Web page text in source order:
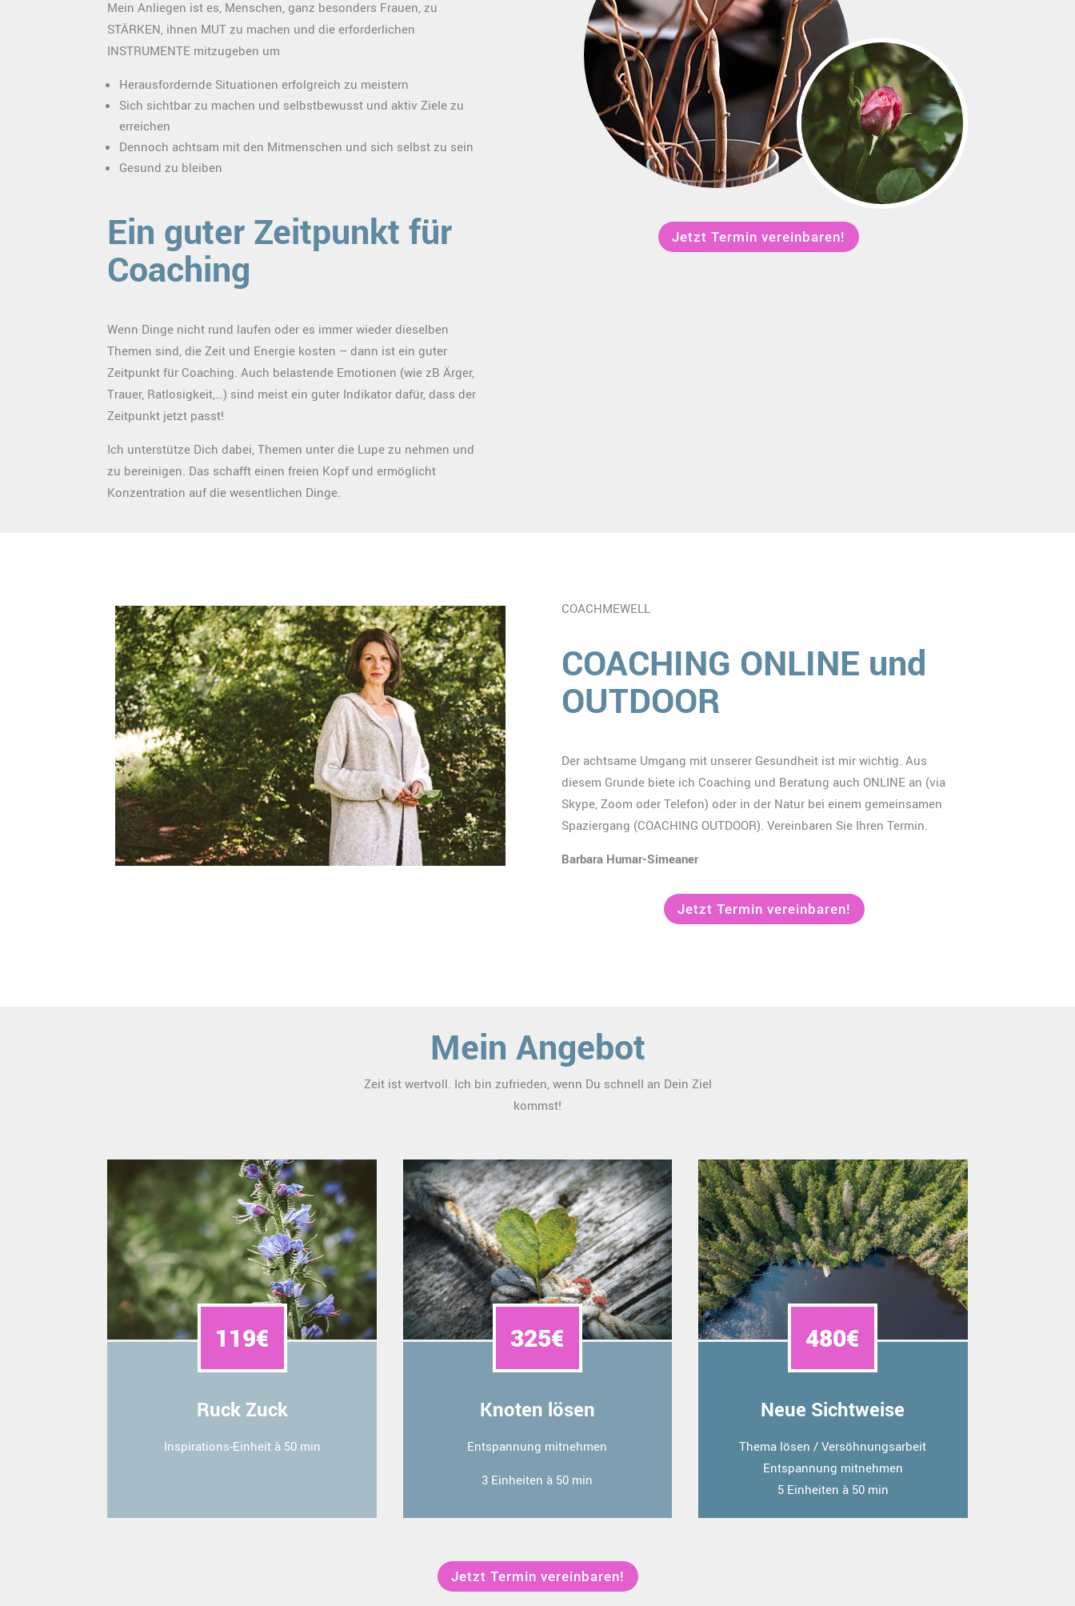
Mein Anliegen ist es, Menschen, ganz besonders Frauen, zu
STÄRKEN, ihnen MUT zu machen und die erforderlichen
INSTRUMENTE mitzugeben um
Herausfordernde Situationen erfolgreich zu meistern
Sich sichtbar zu machen und selbstbewusst und aktiv Ziele zu
erreichen
Dennoch achtsam mit den Mitmenschen und sich selbst zu sein
Gesund zu bleiben
Ein guter Zeitpunkt für
Coaching
Wenn Dinge nicht rund laufen oder es immer wieder dieselben
Themen sind, die Zeit und Energie kosten – dann ist ein guter
Zeitpunkt für Coaching. Auch belastende Emotionen (wie zB Ärger,
Trauer, Ratlosigkeit,…) sind meist ein guter Indikator dafür, dass der
Zeitpunkt jetzt passt!
Ich unterstütze Dich dabei, Themen unter die Lupe zu nehmen und
zu bereinigen. Das schafft einen freien Kopf und ermöglicht
Konzentration auf die wesentlichen Dinge.
Jetzt Termin vereinbaren!
COACHMEWELL
COACHING ONLINE und
OUTDOOR
Der achtsame Umgang mit unserer Gesundheit ist mir wichtig. Aus
diesem Grunde biete ich Coaching und Beratung auch ONLINE an (via
Skype, Zoom oder Telefon) oder in der Natur bei einem gemeinsamen
Spaziergang (COACHING OUTDOOR). Vereinbaren Sie Ihren Termin.
Barbara Humar-Simeaner
Jetzt Termin vereinbaren!
Mein Angebot
Zeit ist wertvoll. Ich bin zufrieden, wenn Du schnell an Dein Ziel
kommst!
119€
Ruck Zuck
Inspirations-Einheit à 50 min
325€
Knoten lösen
Entspannung mitnehmen
3 Einheiten à 50 min
480€
Neue Sichtweise
Thema lösen / Versöhnungsarbeit
Entspannung mitnehmen
5 Einheiten à 50 min
Jetzt Termin vereinbaren!